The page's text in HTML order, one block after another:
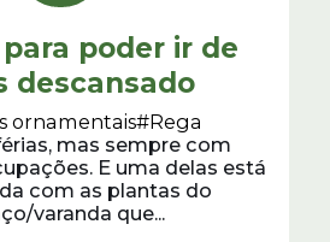
poder ir de
descansado
ornamentais#Rega
mas sempre com
E uma delas está
com as plantas do
varanda que...